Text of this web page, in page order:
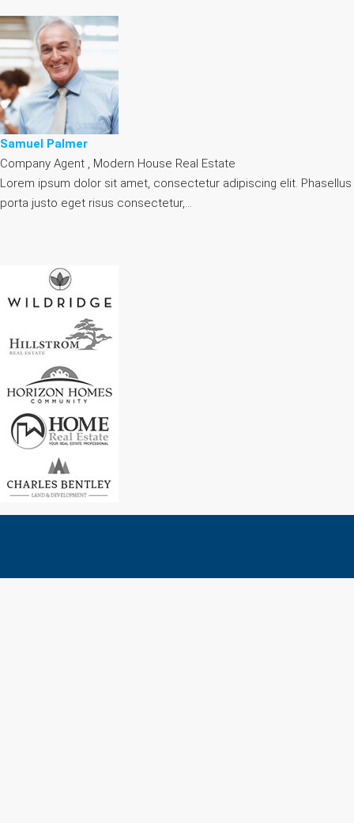
Samuel Palmer
Company Agent , Modern House Real Estate
Lorem ipsum dolor sit amet, consectetur adipiscing elit. Phasellus
porta justo eget risus consectetur,…